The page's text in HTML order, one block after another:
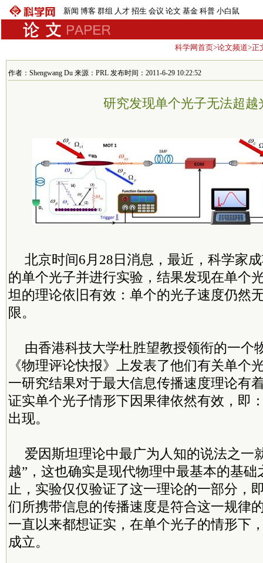
新闻 博客 群组 人才 招生 会议 论文 基金 科普 小白鼠
科学网首页>论文频道>正
作者：Shengwang Du 来源：PRL 发布时间：2011-6-29 10:22:52
研究发现单个光子无法超越
北京时间6月28日消息，最近，科学家
的单个光子并进行实验，结果发现在单个
坦的理论依旧有效：单个的光子速度仍然
限。
由香港科技大学杜胜望教授领衔的一个
《物理评论快报》上发表了他们有关单个
一研究结果对于最大信息传播速度理论有
证实单个光子情形下因果律依然有效，即
出现。
爱因斯坦理论中最广为人知的说法之一
越”，这也确实是现代物理中最基本的基
止，实验仅仅验证了这一理论的一部分，
们所携带信息的传播速度是符合这一规律
一直以来都想证实，在单个光子的情形下
成立。